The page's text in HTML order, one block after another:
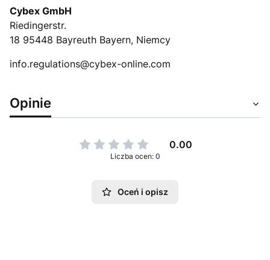
Cybex GmbH
Riedingerstr.
18 95448 Bayreuth Bayern, Niemcy
info.regulations@cybex-online.com
Opinie
0.00
Liczba ocen: 0
Oceń i opisz